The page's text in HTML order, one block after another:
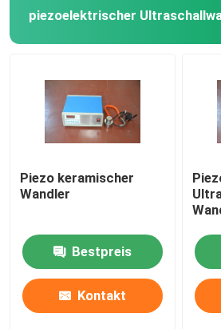
piezoelektrischer
Piezo keramischer
Wandler
Bestpreis
Kontakt